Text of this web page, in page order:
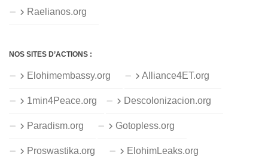
Raelianos.org
NOS SITES D’ACTIONS :
Elohimembassy.org Alliance4ET.org
1min4Peace.org Descolonizacion.org
Paradism.org Gotopless.org
Proswastika.org ElohimLeaks.org